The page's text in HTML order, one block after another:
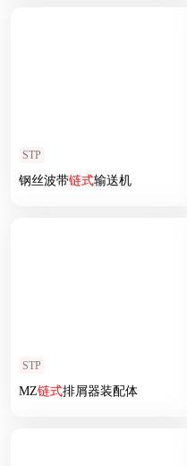
STP
钢丝波带链式输送机
STP
MZ链式排屑器装配体